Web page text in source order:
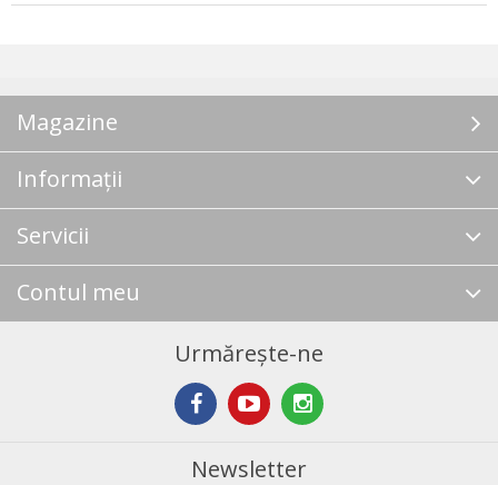
Magazine
Informații
Servicii
Contul meu
Urmărește-ne
Newsletter